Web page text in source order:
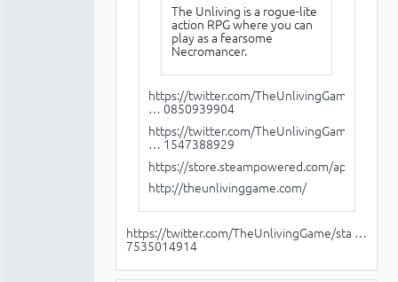
The Unliving is a rogue-lite
action RPG where you can
play as a fearsome
Necromancer.
https://twitter.com/TheUnlivingGame/sta
… 0850939904
https://twitter.com/TheUnlivingGame/sta
… 1547388929
https://store.steampowered.com/app/
http://theunlivinggame.com/
https://twitter.com/TheUnlivingGame/sta …
7535014914